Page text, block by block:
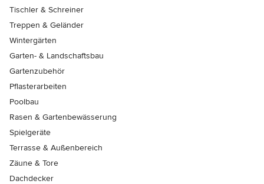
Tischler & Schreiner
Treppen & Geländer
Wintergärten
Garten- & Landschaftsbau
Gartenzubehör
Pflasterarbeiten
Poolbau
Rasen & Gartenbewässerung
Spielgeräte
Terrasse & Außenbereich
Zäune & Tore
Dachdecker